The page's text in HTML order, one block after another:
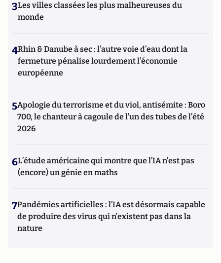
3Les villes classées les plus malheureuses du
monde
4Rhin & Danube à sec : l’autre voie d’eau dont la
fermeture pénalise lourdement l’économie
européenne
5Apologie du terrorisme et du viol, antisémite : Boro
700, le chanteur à cagoule de l’un des tubes de l’été
2026
6L’étude américaine qui montre que l’IA n’est pas
(encore) un génie en maths
7Pandémies artificielles : l’IA est désormais capable
de produire des virus qui n’existent pas dans la
nature